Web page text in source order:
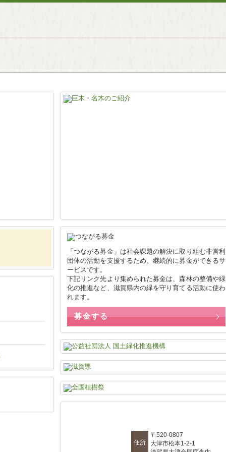
「つながる募金」は社会課題の解決に取り組む非営利
団体の活動を支援するため、継続的に募金ができるサ
ービスです。
下記リンク先より集められた募金は、森林の整備や緑
化の推進など、滋賀県内の緑を守り育てる活動に使わ
れます。
募金する
住所
〒520-0807
大津市松本1-2-1